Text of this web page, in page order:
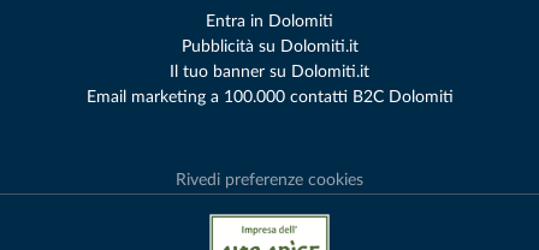
Entra in Dolomiti
Pubblicità su Dolomiti.it
Il tuo banner su Dolomiti.it
Email marketing a 100.000 contatti B2C Dolomiti
Rivedi preferenze cookies